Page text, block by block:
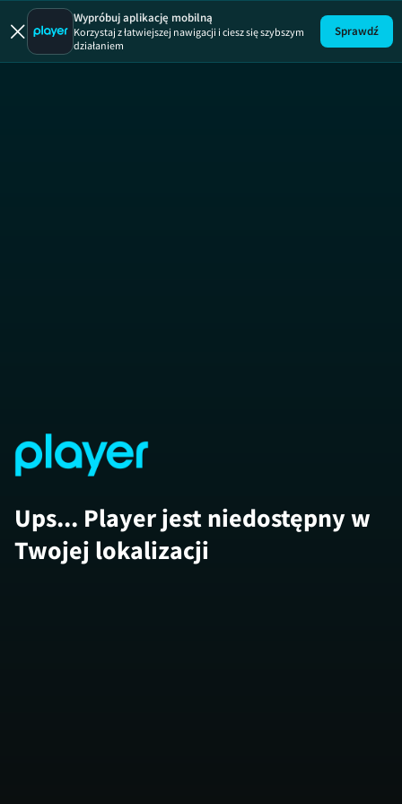
Ukryta
Wypróbuj aplikację mobilną
Korzystaj z łatwiejszej nawigacji i ciesz się szybszym
działaniem
Sprawdź
Ups... Player jest niedostępny w
Twojej lokalizacji